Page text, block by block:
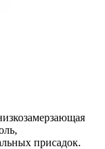
присадок.